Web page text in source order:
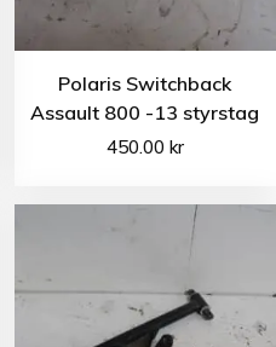
Polaris Switchback
Assault 800 -13 styrstag
450.00 kr